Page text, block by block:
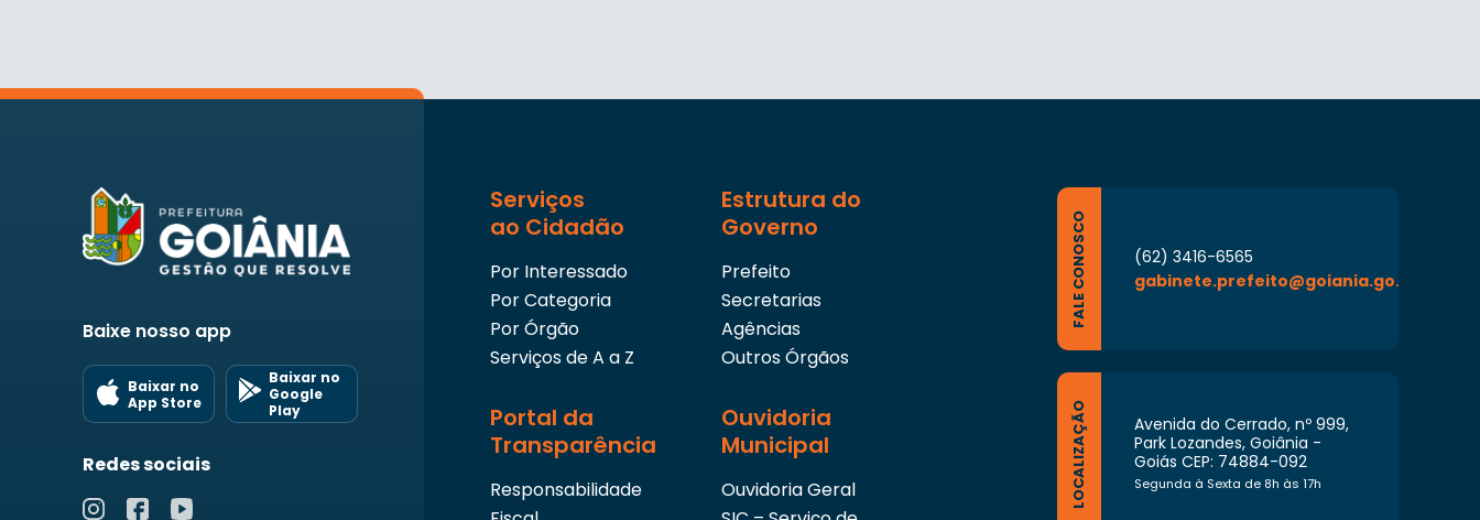
Baixe nosso app
Baixar no
App Store
Baixar no
Google
Play
Redes sociais
Serviços
ao Cidadão
Por Interessado
Por Categoria
Por Órgão
Serviços de A a Z
Estrutura do
Governo
Prefeito
Secretarias
Agências
Outros Órgãos
Portal da
Transparência
Responsabilidade
Ouvidoria
Municipal
Ouvidoria Geral
FALE CONOSCO
(62) 3416-6565
gabinete.prefeito@goiania.go.gov.br
LOCALIZAÇÃO
Avenida do Cerrado, nº 999,
Park Lozandes, Goiânia -
Goiás CEP: 74884-092
Segunda à Sexta de 8h às 17h